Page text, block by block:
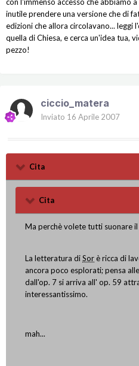
inutile prendere una versione che di
edizioni che allora circolavano... leggi
quella di Chiesa, e cerca un'idea tua,
pezzo!
ciccio_matera
Inviato 16 Aprile 2007
Cita
Cita
Ma perchè volete tutti suonare il
La letteratura diSorè ricca di
ancora poco esplorati; pensa
dall'op. 7 si arriva all' op. 59
interessantissimo.
mah...